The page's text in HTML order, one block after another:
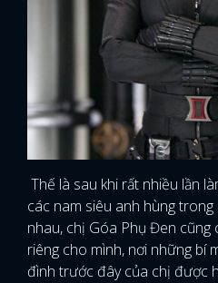
Thế là sau khi rất nhiều lần
các nam siêu anh hùng
nhau, chị Góa Phụ Đen cũng
riêng cho mình, nơi những bí
đình trước đây của chị được